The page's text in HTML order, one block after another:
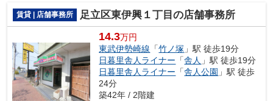
賃貸 | 店舗事務所 足立区東伊興１丁目の店舗事務所
14.3万円
東武伊勢崎線 「竹ノ塚 」駅 徒歩19分
日暮里舎人ライナー 「舎人 」駅 徒歩19分
日暮里舎人ライナー 「舎人公園 」駅 徒歩
24分
築42年 / 2階建